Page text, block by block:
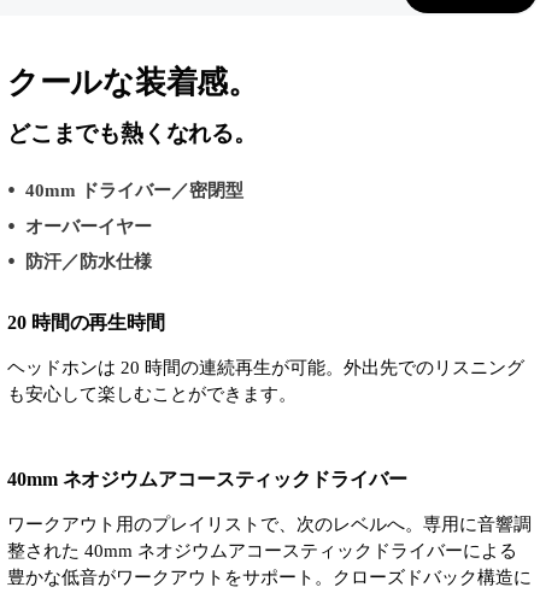
クールな装着感。
どこまでも熱くなれる。
40mm ドライバー／密閉型
オーバーイヤー
防汗／防水仕様
20 時間の再生時間
ヘッドホンは 20 時間の連続再生が可能。外出先でのリスニング
も安心して楽しむことができます。
40mm ネオジウムアコースティックドライバー
ワークアウト用のプレイリストで、次のレベルへ。専用に音響調
整された 40mm ネオジウムアコースティックドライバーによる
豊かな低音がワークアウトをサポート。クローズドバック構造に